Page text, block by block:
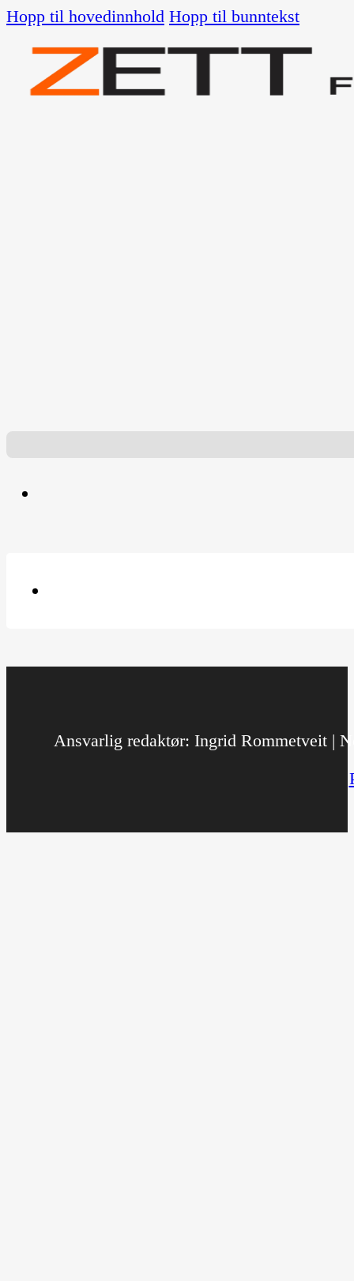
Hopp til hovedinnhold Hopp til bunntekst
Ansvarlig redaktør: Ingrid Rommetveit |